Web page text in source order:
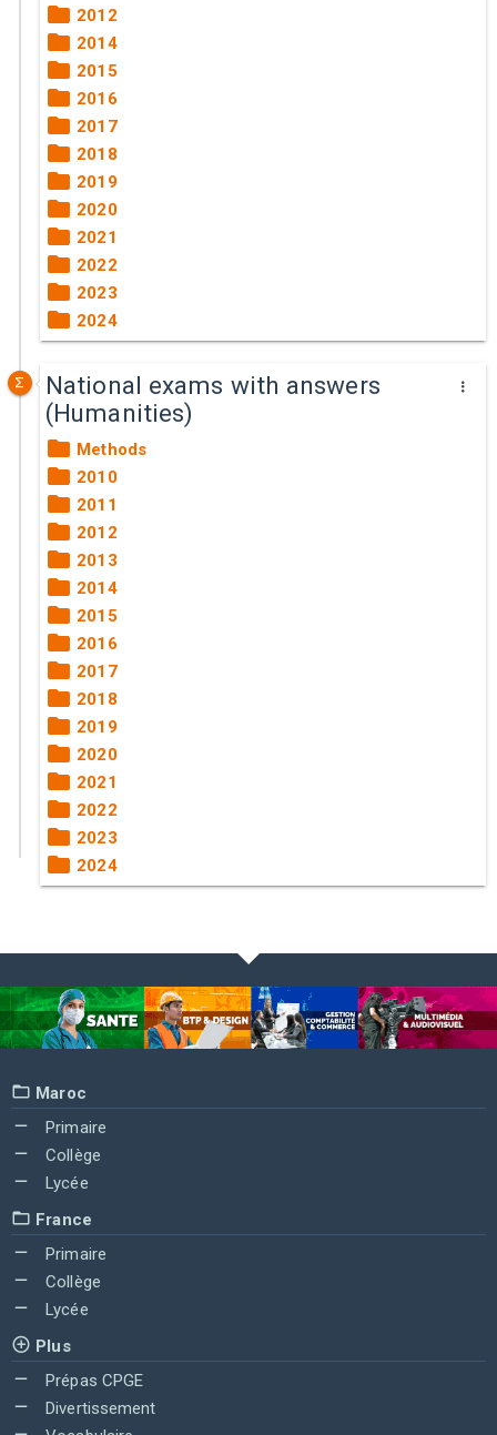
2012
2014
2015
2016
2017
2018
2019
2020
2021
2022
2023
2024
National exams with answers
(Humanities)
Methods
2010
2011
2012
2013
2014
2015
2016
2017
2018
2019
2020
2021
2022
2023
2024
Maroc
Primaire
Collège
Lycée
France
Primaire
Collège
Lycée
Plus
Prépas CPGE
Divertissement